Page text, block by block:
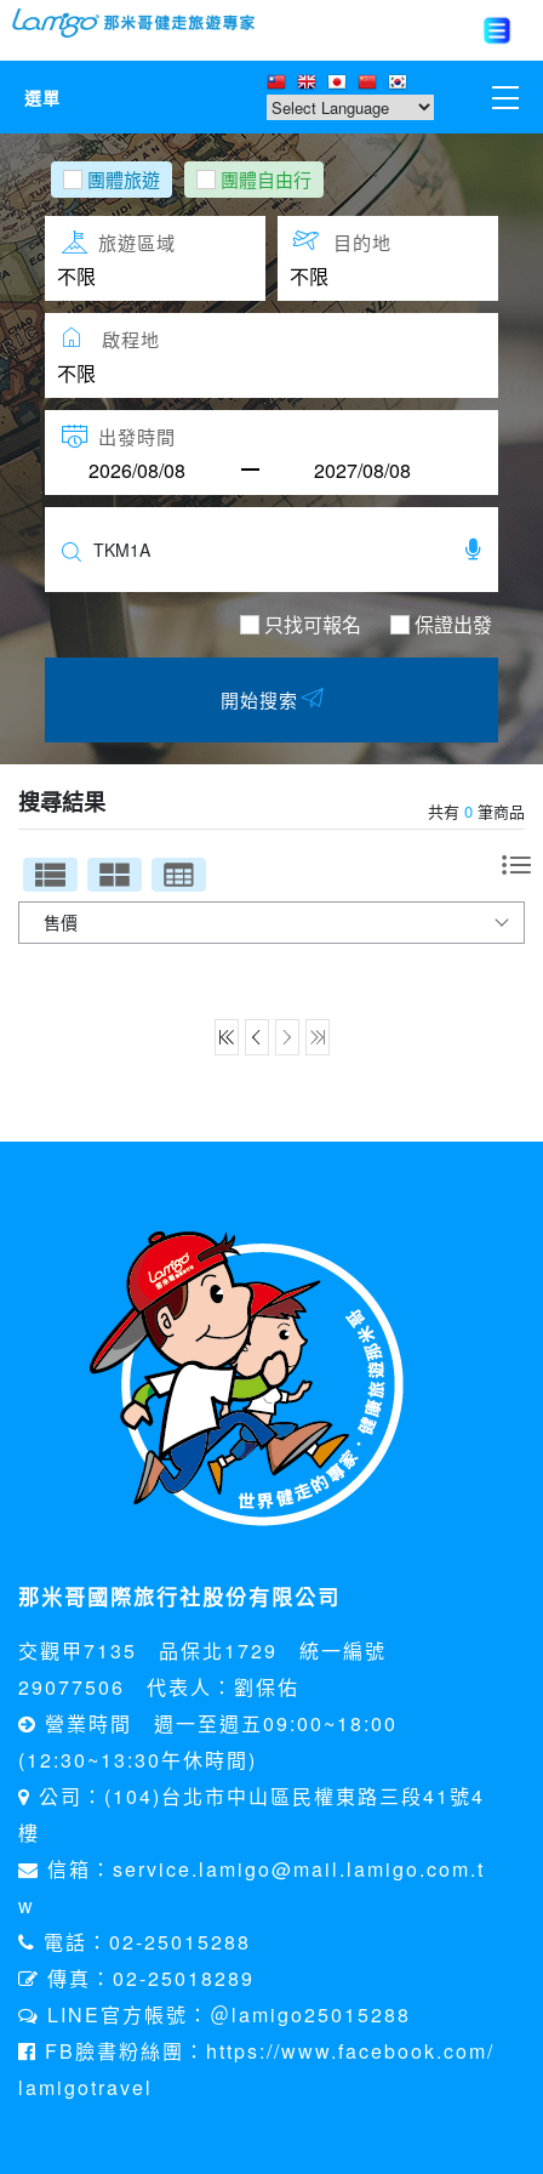
選單
那米哥莊園
中國
日本
亞洲韓國
歐美紐澳
台灣
夯講座
自由行
團體旅遊 團體自由行
旅遊區域 目的地
啟程地
出發時間
只找可報名 保證出發
開始搜索
搜尋結果 共有 0 筆商品
那米哥國際旅行社股份有限公司
交觀甲7135 品保北1729 統一編號
29077506 代表人：劉保佑
營業時間 週一至週五09:00~18:00
(12:30~13:30午休時間)
公司：(104)台北市中山區民權東路三段41號4
樓
信箱：service.lamigo@mail.lamigo.com.t
w
電話：02-25015288
傳真：02-25018289
LINE官方帳號：＠lamigo25015288
FB臉書粉絲團：https://www.facebook.com/
lamigotravel